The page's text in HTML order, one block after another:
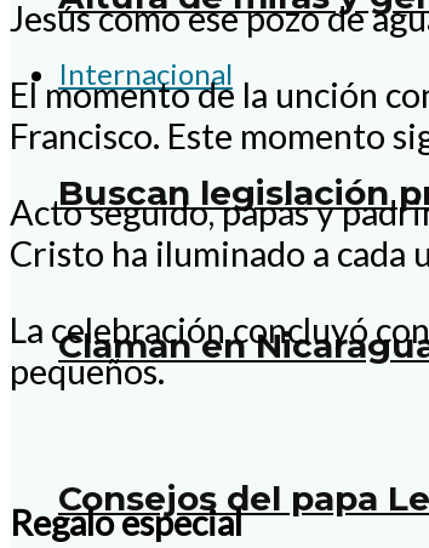
Internacional
Buscan legislación
Claman en
Consejos del papa
Jesús como ese pozo de
El momento de la unción
Francisco. Este momento
Acto seguido, papás y
Cristo ha iluminado a cada
La celebración concluyó
pequeños.
Regalo especial